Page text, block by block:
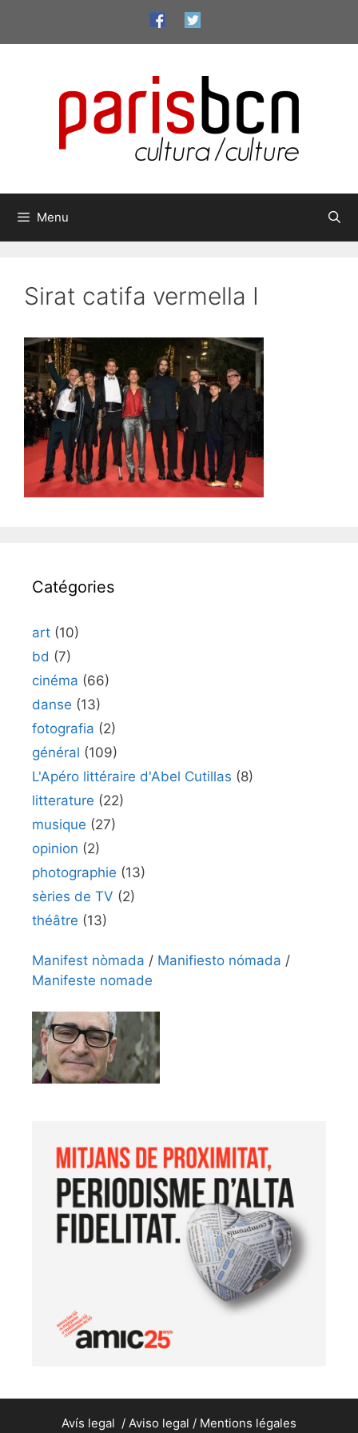
contenu
Menu
Sirat catifa vermella I
Catégories
art (10)
bd (7)
cinéma (66)
danse (13)
fotografia (2)
général (109)
L'Apéro littéraire d'Abel Cutillas (8)
litterature (22)
musique (27)
opinion (2)
photographie (13)
sèries de TV (2)
théâtre (13)
Manifest nòmada / Manifiesto nómada /
Manifeste nomade
Avís legal / Aviso legal / Mentions légales